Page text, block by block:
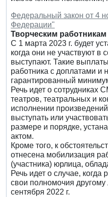
Федеральный закон от 4
Федерации"
Творческим
С 1 марта 2023 г. будет
когда они не участвуют в
выступают. Такие
работника с доплатами и
гарантированный
Речь идет о сотрудниках
театров, театральных и
исполнении
выступать или
размере и порядке,
актом.
Кроме того, к
отнесена мобилизация
(участника) юрлица,
Речь идет о случае,
свои полномочия
сентября 2022 г.